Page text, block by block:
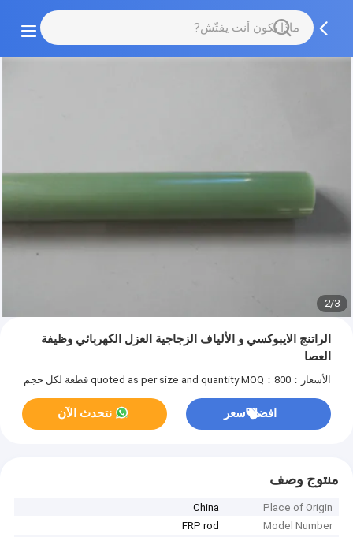
2/3
الراتنج الايبوكسي و الألياف الزجاجية العزل الكهربائي وظيفة
العصا
الأسعار：quoted as per size and quantity MOQ：800 قطعة لكل حجم
افضل سعر نتحدث الآن
منتوج وصف
Place of Origin
China
Model Number
FRP rod